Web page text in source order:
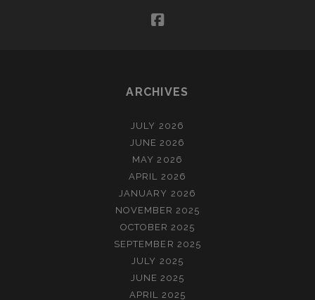
facebook
ARCHIVES
JULY 2026
JUNE 2026
MAY 2026
APRIL 2026
JANUARY 2026
NOVEMBER 2025
OCTOBER 2025
SEPTEMBER 2025
JULY 2025
JUNE 2025
APRIL 2025